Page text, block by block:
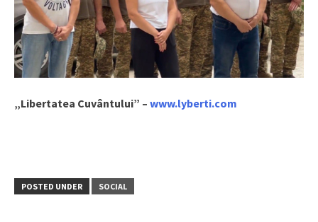
„Libertatea Cuvântului” – www.lyberti.com
POSTED UNDER SOCIAL